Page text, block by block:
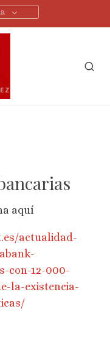
aquí
actualidad-
con-12-000-
la-existencia-